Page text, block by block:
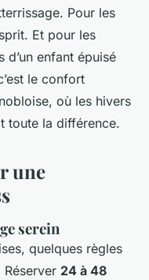
Pour les
Et pour les
d’un enfant épuisé
le confort
où les hivers
toute la différence.
une
serein
quelques règles
24 à 48